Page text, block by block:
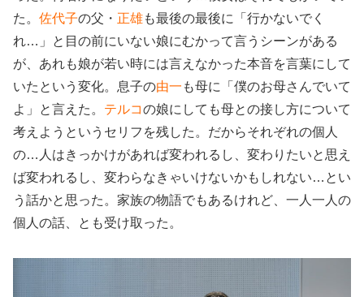
た。 佐代子の父・ 正雄も最後の最後に「行かないでく
れ…」と目の前にいない娘にむかって言うシーンがある
が、あれも娘が若い時には言えなかった本音を言葉にして
いたという変化。息子の由一 も母に「僕のお母さんでいて
よ」と言えた。 テルコの娘にしても母との接し方について
考えようというセリフを残した。だからそれぞれの個人
の…人はきっかけがあれば変われるし、変わりたいと思え
ば変われるし、変わらなきゃいけないかもしれない…とい
う話かと思った。家族の物語でもあるけれど、一人一人の
個人の話、とも受け取った。